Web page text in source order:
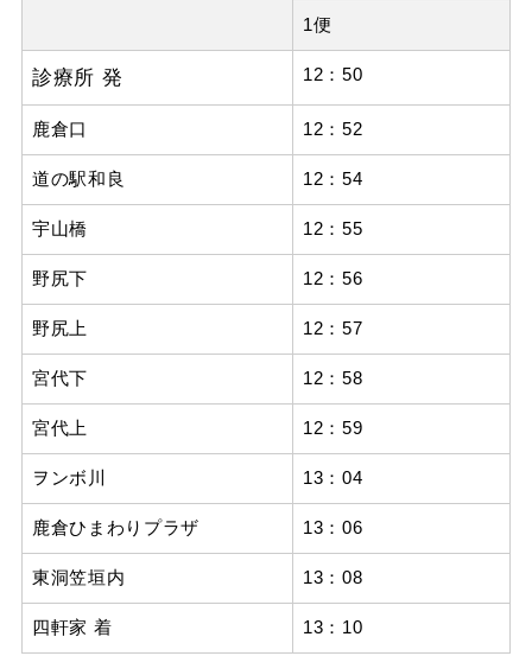
1便
診療所 発 12：50
鹿倉口 12：52
道の駅和良 12：54
宇山橋 12：55
野尻下 12：56
野尻上 12：57
宮代下 12：58
宮代上 12：59
ヲンボ川 13：04
鹿倉ひまわりプラザ 13：06
東洞笠垣内 13：08
四軒家 着 13：10